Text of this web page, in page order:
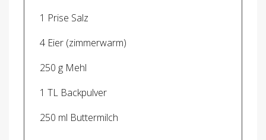
1 Prise Salz
4 Eier (zimmerwarm)
250 g Mehl
1 TL Backpulver
250 ml Buttermilch